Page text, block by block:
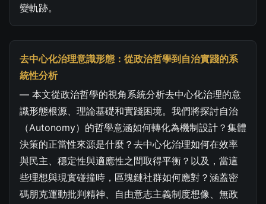
變軌跡。
去中心化治理意識形態：從政治哲學到自治實踐的系
統性分析
— 本文從政治哲學的視角系統分析去中心化治理的意
識形態根源、理論基礎和實踐困境。我們將探討自治
（Autonomy）的哲學意涵如何轉化為機制設計？集體
決策的正當性來源是什麼？去中心化治理如何在效率
與民主、穩定性與適應性之間取得平衡？以及，當這
些理想與現實碰撞時，區塊鏈社群如何應對？涵蓋密
碼朋克運動批判精神、自由意志主義制度想像、無政